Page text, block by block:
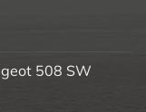
508 SW